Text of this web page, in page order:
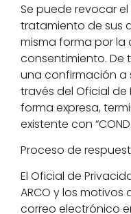
Se puede revocar
tratamiento de sus
misma forma por la
consentimiento. De
una confirmación a
través del Oficial
forma expresa,
existente con
Proceso de
El Oficial de
ARCO y los
correo electrónico